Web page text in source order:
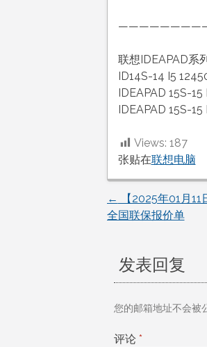
联想IDEAPAD系
ID14S-14 I5
IDEAPAD 15S-
IDEAPAD 15S-
Views: 187
张贴在联想电脑
文
导
航
←
【2025年01月
全国联保报价单
发表回复
您的邮箱地址不会被
评论 *